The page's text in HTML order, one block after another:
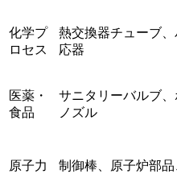
化学プ
ロセス
熱交換器チューブ
応器
医薬・
食品
サニタリーバルブ、
ノズル
原子力 制御棒、原子炉部